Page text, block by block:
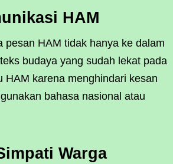
HAM
pesan HAM tidak hanya ke dalam
budaya yang sudah lekat pada
karena menghindari kesan
bahasa nasional atau
Warga